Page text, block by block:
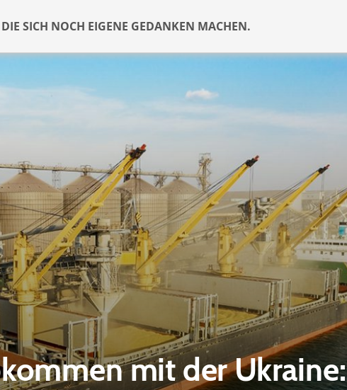
SICH NOCH EIGENE GEDANKEN MACHEN.
mit der Ukraine: